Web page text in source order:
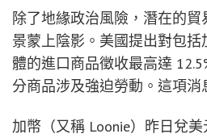
除了地緣政治風險，潛在的
景蒙上陰影。美國提出對包
體的進口商品徵收最高達
分商品涉及強迫勞動。這項消
加幣（又稱 Loonie）昨日兌